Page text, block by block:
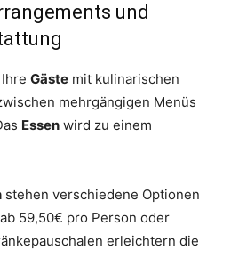
und
Gäste mit kulinarischen
mehrgängigen Menüs
Essen wird zu einem
stehen verschiedene Optionen
59,50€ pro Person oder
erleichtern die